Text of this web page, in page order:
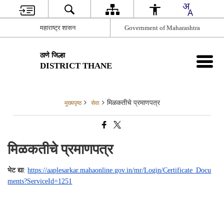
महाराष्ट्र शासन Government of Maharashtra
ठाणे जिल्हा
DISTRICT THANE
मुख्यपृष्ठ सेवा मिळकतीचे प्रमाणपत्र
मिळकतीचे प्रमाणपत्र
भेट द्या:https://aaplesarkar.mahaonline.gov.in/mr/Login/Certificate_Docu
ments?ServiceId=1251